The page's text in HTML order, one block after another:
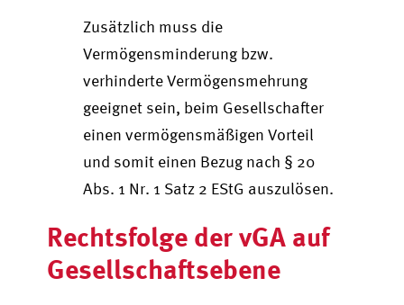
Zusätzlich muss die
Vermögensminderung bzw.
verhinderte Vermögensmehrung
geeignet sein, beim Gesellschafter
einen vermögensmäßigen Vorteil
und somit einen Bezug nach § 20
Abs. 1 Nr. 1 Satz 2 EStG auszulösen.
Rechtsfolge der vGA auf
Gesellschaftsebene